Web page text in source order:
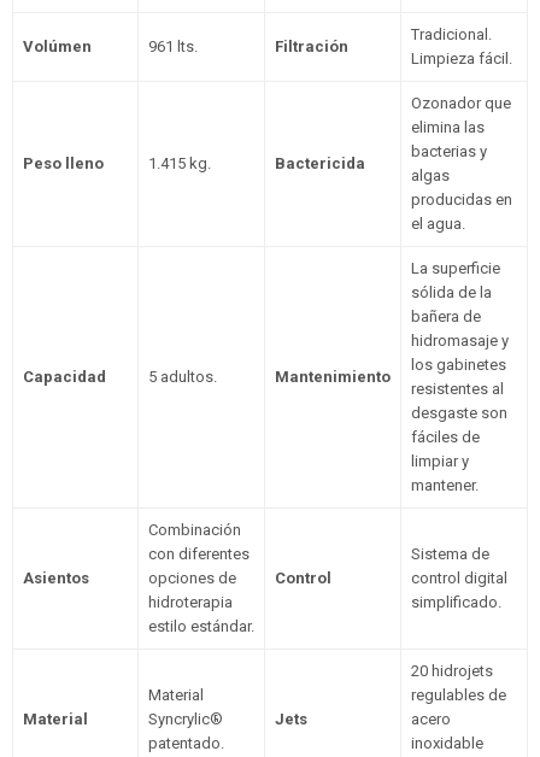
Volúmen 961 lts. Filtración
Tradicional.
Limpieza fácil.
Peso lleno 1.415 kg. Bactericida
Ozonador que
elimina las
bacterias y
algas
producidas en
el agua.
Capacidad 5 adultos. Mantenimiento
La superficie
sólida de la
bañera de
hidromasaje y
los gabinetes
resistentes al
desgaste son
fáciles de
limpiar y
mantener.
Asientos
Combinación
con diferentes
opciones de
hidroterapia
estilo estándar.
Control
Sistema de
control digital
simplificado.
Material
Material
Syncrylic®
patentado.
Jets
20 hidrojets
regulables de
acero
inoxidable